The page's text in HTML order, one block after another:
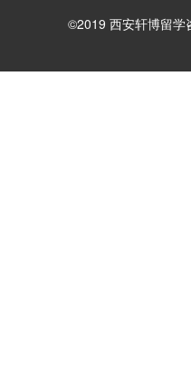
©2019 西安轩博留